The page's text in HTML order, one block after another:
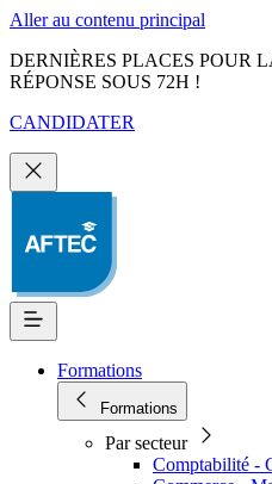
Aller au contenu principal
DERNIÈRES PLACES POUR
RÉPONSE SOUS 72H !
CANDIDATER
Formations
Formations
Par secteur
Comptabilité -